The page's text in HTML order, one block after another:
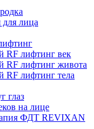
для лица
RF лифтинг век
RF лифтинг живота
RF лифтинг тела
глаз
на лице
ФДТ REVIXAN